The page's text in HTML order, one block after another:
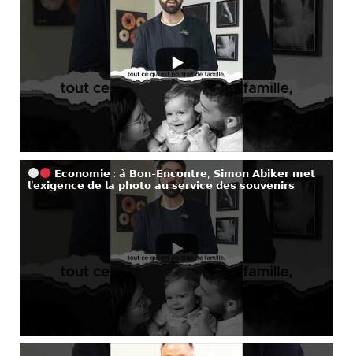
𝗘𝗰𝗼𝗻𝗼𝗺𝗶𝗲 : 𝗮̀ 𝗕𝗼𝗻-𝗘𝗻𝗰𝗼𝗻𝘁𝗿𝗲, 𝗦𝗶𝗺𝗼𝗻 𝗔𝗯𝗶𝗸𝗲𝗿 𝗺𝗲𝘁
𝗹’𝗲𝘅𝗶𝗴𝗲𝗻𝗰𝗲 𝗱𝗲 𝗹𝗮 𝗽𝗵𝗼𝘁𝗼 𝗮𝘂 𝘀𝗲𝗿𝘃𝗶𝗰𝗲 𝗱𝗲𝘀 𝘀𝗼𝘂𝘃𝗲𝗻𝗶𝗿𝘀